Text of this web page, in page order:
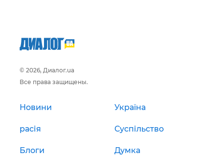
© 2026, Диалог.ua
Все права защищены.
Новини Україна
расія Суспільство
Блоги Думка